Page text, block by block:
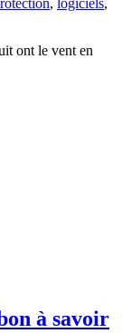
, logiciels,
ont le vent en
à savoir